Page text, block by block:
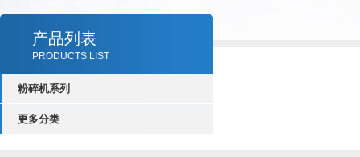
产品列表
PRODUCTS LIST
粉碎机系列
更多分类